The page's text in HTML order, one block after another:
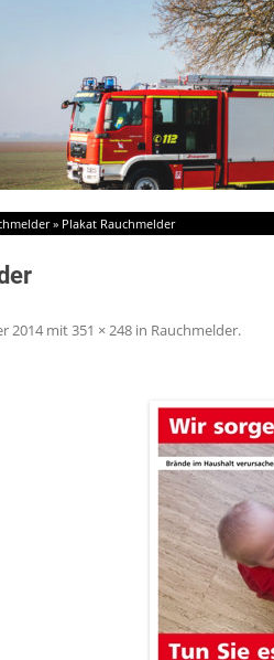
» Plakat Rauchmelder
2014 mit351 × 248 in Rauchmelder.